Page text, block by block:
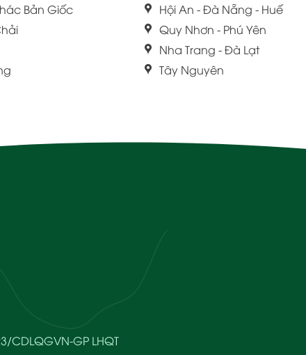
Bản Giốc
Hội An - Đà Nẵng - Huế
Quy Nhơn - Phú Yên
Nha Trang - Đà Lạt
Tây Nguyên
GP LHQT